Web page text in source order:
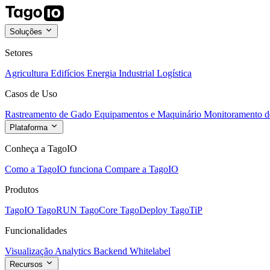
Soluções
Setores
Agricultura Edifícios Energia Industrial Logística
Casos de Uso
Rastreamento de Gado Equipamentos e Maquinário Monitoramento
Plataforma
Conheça a TagoIO
Como a TagoIO funciona Compare a TagoIO
Produtos
TagoIO TagoRUN TagoCore TagoDeploy TagoTiP
Funcionalidades
Visualização Analytics Backend Whitelabel
Recursos